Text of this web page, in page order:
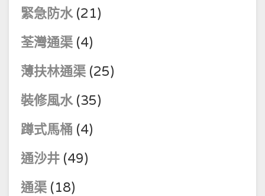
緊急防水(21)
荃灣通渠 (4)
薄扶林通渠 (25)
裝修風水(35)
蹲式馬桶 (4)
通沙井 (49)
通渠 (18)